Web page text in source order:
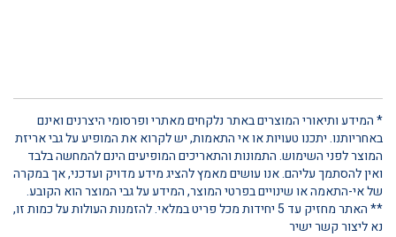
* המידע ותיאורי המוצרים באתר נלקחים מאתרי ופרסומי היצרנים ואינם
באחריותנו. יתכנו טעויות או אי התאמות, יש לקרוא את המופיע על גבי אריזת
המוצר לפני השימוש. התמונות והתאריכים המופיעים הינם להמחשה בלבד
ואין להסתמך עליהם. אנו עושים מאמץ להציג מידע מדויק ועדכני, אך במקרה
של אי-התאמה או שינויים בפרטי המוצר, המידע על גבי המוצר הוא הקובע.
** האתר מחזיק עד 5 יחידות מכל פריט במלאי. להזמנות העולות על כמות זו,
נא ליצור קשר ישיר